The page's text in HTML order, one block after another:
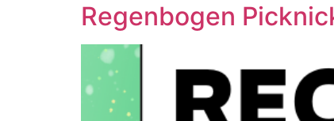
Regenbogen